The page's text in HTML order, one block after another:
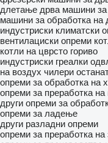
длетање дрва машини
машини за обработка на
индустриски климатски
вентилациски опреми
котли на цврсто гориво
индустриски греалки
на воздух чилери
опреми за обработка на
опреми за преработка на
други опреми за
опреми за ладење
други разладни опреми
опреми за преработка